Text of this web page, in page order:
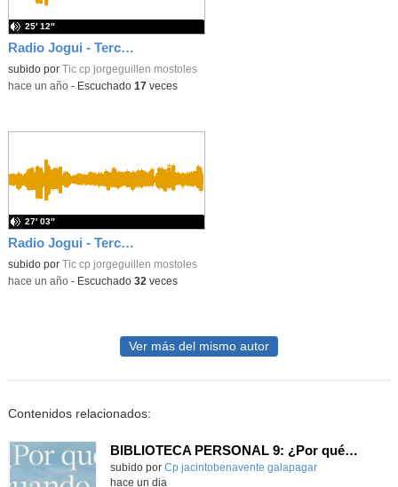
Radio Jogui - Tercer trimestre 24-25 - 4ºB
subido por Tic cp jorgeguillen mostoles
25′ 12″
-hace un año- Escuchado 17 veces
Radio Jogui - Tercer trimestre 24-25 - 4ºA
subido por Tic cp jorgeguillen mostoles
27′ 03″
-hace un año- Escuchado 32veces
Ver más del mismo autor
Contenidos relacionados:
BIBLIOTECA PERSONAL 9: ¿Por qué ser feliz cuando puedes ser normal?
Contenido educativo.
subido por Cp jacintobenavente galapagar-
hace un dia